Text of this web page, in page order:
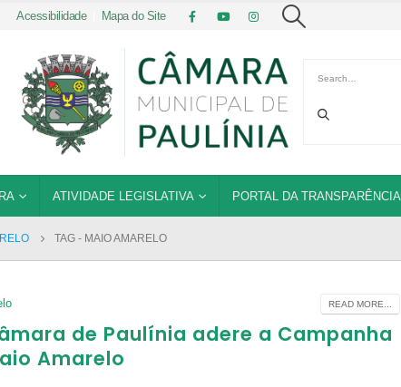
Acessibilidade| Mapa do Site
ATIVIDADE LEGISLATIVA PORTAL DA TRANSPARÊNCIA
TAG - MAIO AMARELO
READ MORE...
de Paulínia adere a Campanha
Amarelo